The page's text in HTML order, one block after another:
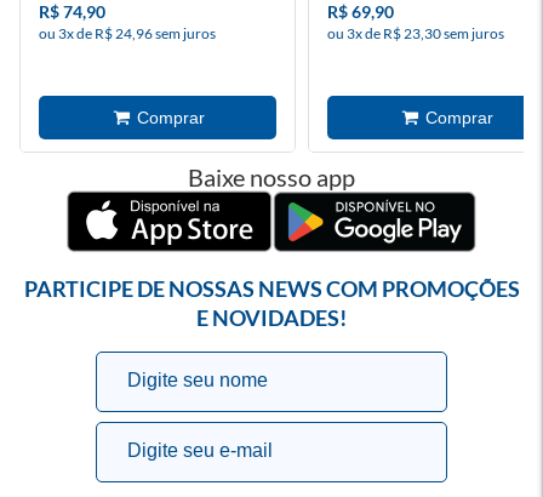
R$ 74,90
ou 3x de R$ 24,96 sem juros
R$ 69,90
ou 3x de R$ 23,30 sem juros
Baixe nosso app
PARTICIPE DE NOSSAS NEWS COM PROMOÇÕES
E NOVIDADES!